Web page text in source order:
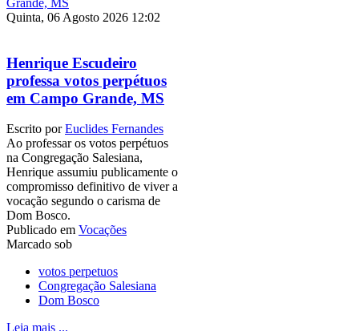
Quinta, 06 Agosto 2026 12:02
Henrique Escudeiro
professa votos perpétuos
em Campo Grande, MS
Escrito porEuclides Fernandes
Ao professar os votos perpétuos
na Congregação Salesiana,
Henrique assumiu publicamente o
compromisso definitivo de viver a
vocação segundo o carisma de
Dom Bosco.
Publicado em Vocações
Marcado sob
votos perpetuos
Congregação Salesiana
Dom Bosco
Leia mais ...